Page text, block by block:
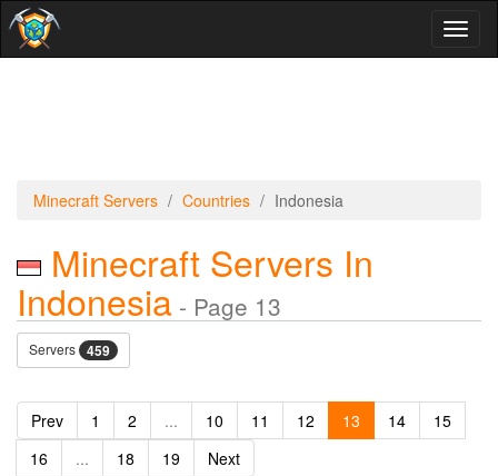
Minecraft Servers Countries Indonesia
Minecraft Servers In
Indonesia - Page 13
Servers 459
Prev 1 2 ... 10 11 12 13 14
15
16
... 18 19 Next